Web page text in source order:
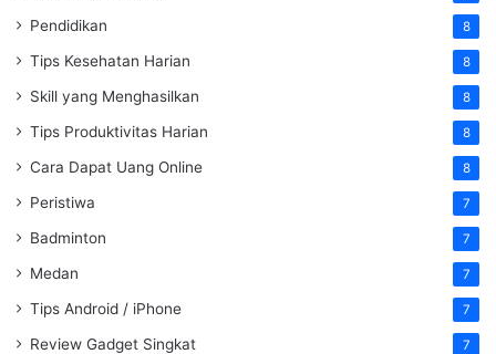
Pendidikan 8
Tips Kesehatan Harian 8
Skill yang Menghasilkan 8
Tips Produktivitas Harian 8
Cara Dapat Uang Online 8
Peristiwa 7
Badminton 7
Medan 7
Tips Android / iPhone 7
Review Gadget Singkat 7